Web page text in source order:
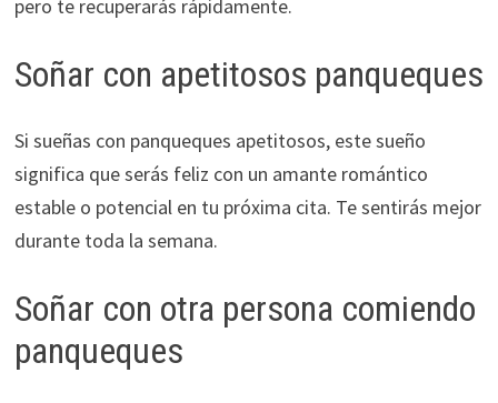
pero te recuperarás rápidamente.
Soñar con apetitosos panqueques
Si sueñas con panqueques apetitosos, este sueño
significa que serás feliz con un amante romántico
estable o potencial en tu próxima cita. Te sentirás mejor
durante toda la semana.
Soñar con otra persona comiendo
panqueques